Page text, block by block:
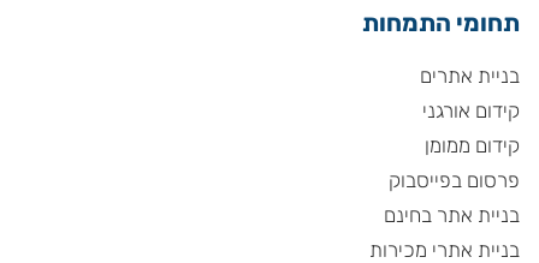
תחומי התמחות
בניית אתרים
קידום אורגני
קידום ממומן
פרסום בפייסבוק
בניית אתר בחינם
בניית אתרי מכירות